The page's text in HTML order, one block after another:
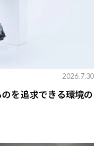
2026.7.30
のを追求できる環境の